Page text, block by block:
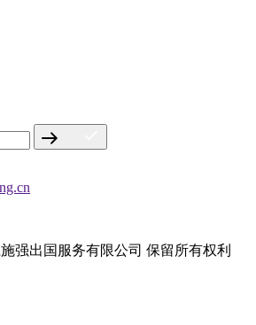
强出国服务有限公司 保留所有权利